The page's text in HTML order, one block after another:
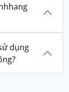
dụng